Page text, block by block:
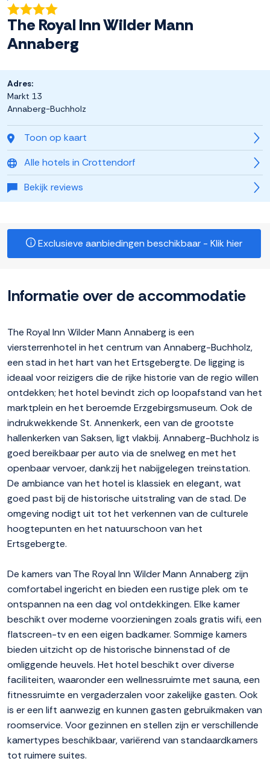
The Royal Inn Wilder Mann
Annaberg
Toon op kaart
Alle hotels in Crottendorf
Bekijk reviews
Adres:
Markt 13
Annaberg-Buchholz
Exclusieve aanbiedingen beschikbaar - Klik hier
Informatie over de accommodatie
The Royal Inn Wilder Mann Annaberg is een
viersterrenhotel in het centrum van Annaberg-Buchholz,
een stad in het hart van het Ertsgebergte. De ligging is
ideaal voor reizigers die de rijke historie van de regio willen
ontdekken; het hotel bevindt zich op loopafstand van het
marktplein en het beroemde Erzgebirgsmuseum. Ook de
indrukwekkende St. Annenkerk, een van de grootste
hallenkerken van Saksen, ligt vlakbij. Annaberg-Buchholz is
goed bereikbaar per auto via de snelweg en met het
openbaar vervoer, dankzij het nabijgelegen treinstation.
De ambiance van het hotel is klassiek en elegant, wat
goed past bij de historische uitstraling van de stad. De
omgeving nodigt uit tot het verkennen van de culturele
hoogtepunten en het natuurschoon van het
Ertsgebergte.
De kamers van The Royal Inn Wilder Mann Annaberg zijn
comfortabel ingericht en bieden een rustige plek om te
ontspannen na een dag vol ontdekkingen. Elke kamer
beschikt over moderne voorzieningen zoals gratis wifi, een
flatscreen-tv en een eigen badkamer. Sommige kamers
bieden uitzicht op de historische binnenstad of de
omliggende heuvels. Het hotel beschikt over diverse
faciliteiten, waaronder een wellnessruimte met sauna, een
fitnessruimte en vergaderzalen voor zakelijke gasten. Ook
is er een lift aanwezig en kunnen gasten gebruikmaken van
roomservice. Voor gezinnen en stellen zijn er verschillende
kamertypes beschikbaar, variërend van standaardkamers
tot ruimere suites.